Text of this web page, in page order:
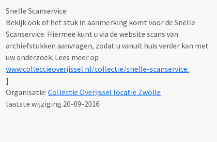
Snelle Scanservice
Bekijk ook of het stuk in aanmerking komt voor de Snelle
Scanservice. Hiermee kunt u via de website scans van
archiefstukken aanvragen, zodat u vanuit huis verder kan met
uw onderzoek. Lees meer op
www.collectieoverijssel.nl/collectie/snelle-scanservice.
]
Organisatie: Collectie Overijssel locatie Zwolle
laatste wijziging 20-09-2016